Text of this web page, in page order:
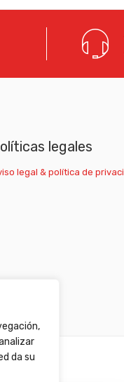
da su
legales
legal & política de